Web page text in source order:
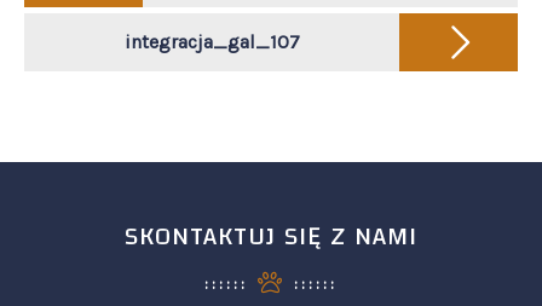
integracja_gal_107
SKONTAKTUJ SIĘ Z NAMI